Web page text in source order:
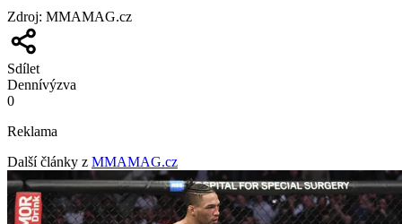
Zdroj: MMAMAG.cz
Sdílet
Dennívýzva
0
Reklama
Další články z MMAMAG.cz